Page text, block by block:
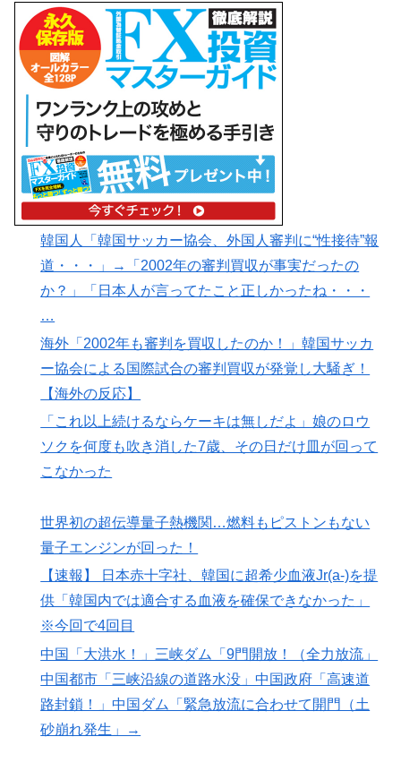
韓国人「韓国サッカー協会、外国人審判に“性接待”報
道・・・」→「2002年の審判買収が事実だったの
か？」「日本人が言ってたこと正しかったね・・・
…
海外「2002年も審判を買収したのか！」韓国サッカ
ー協会による国際試合の審判買収が発覚し大騒ぎ！
【海外の反応】
「これ以上続けるならケーキは無しだよ」娘のロウ
ソクを何度も吹き消した7歳、その日だけ皿が回って
こなかった
世界初の超伝導量子熱機関…燃料もピストンもない
量子エンジンが回った！
【速報】 日本赤十字社、韓国に超希少血液Jr(a-)を提
供「韓国内では適合する血液を確保できなかった」
※今回で4回目
中国「大洪水！」三峡ダム「9門開放！（全力放流」
中国都市「三峡沿線の道路水没」中国政府「高速道
路封鎖！」中国ダム「緊急放流に合わせて開門（土
砂崩れ発生」→